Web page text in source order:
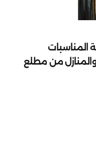
المناسبات
والمنازل من مطلع